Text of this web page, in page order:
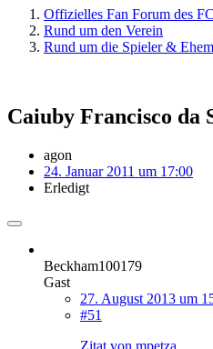
Offizielles Fan Forum des
Rund um den Verein
Rund um die Spieler &
Caiuby Francisco da
agon
24. Januar 2011 um 17:00
Erledigt
Beckham100179
Gast
27. August 2013 um
#51
Zitat von mpetza